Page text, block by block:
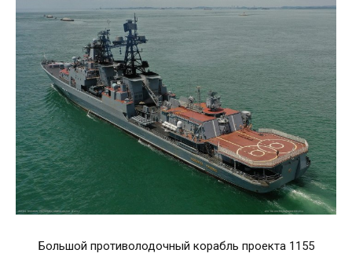
Большой противолодочный корабль проекта 1155